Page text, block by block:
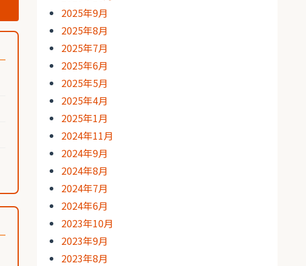
2025年9月
2025年8月
2025年7月
2025年6月
2025年5月
2025年4月
2025年1月
2024年11月
2024年9月
2024年8月
2024年7月
2024年6月
2023年10月
2023年9月
2023年8月